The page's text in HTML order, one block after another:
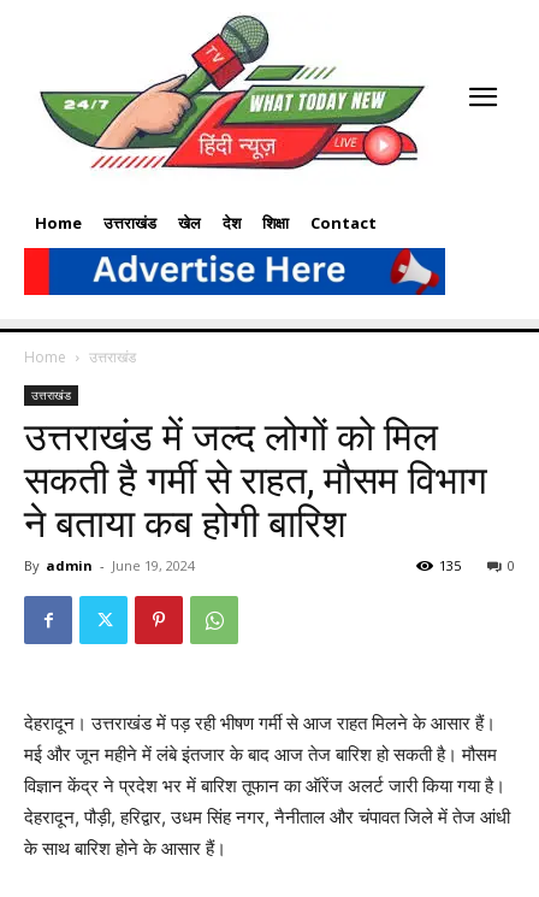
Home उत्तराखंड खेल देश शिक्षा Contact
Home उत्तराखंड
उत्तराखंड
उत्तराखंड में जल्द लोगों को मिल
सकती है गर्मी से राहत, मौसम विभाग
ने बताया कब होगी बारिश
By admin - June 19, 2024 0
135
देहरादून। उत्तराखंड में पड़ रही भीषण गर्मी से आज राहत मिलने के आसार हैं।
मई और जून महीने में लंबे इंतजार के बाद आज तेज बारिश हो सकती है। मौसम
विज्ञान केंद्र ने प्रदेश भर में बारिश तूफान का ऑरेंज अलर्ट जारी किया गया है।
देहरादून, पौड़ी, हरिद्वार, उधम सिंह नगर, नैनीताल और चंपावत जिले में तेज आंधी
के साथ बारिश होने के आसार हैं।